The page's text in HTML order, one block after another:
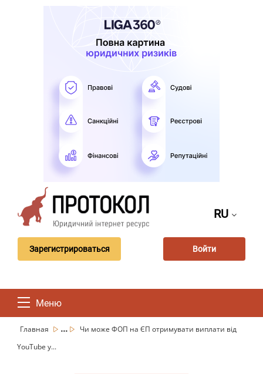
RU
Зарегистрироваться Войти
Меню
Главная ...
Чи може ФОП на ЄП отримувати виплати від
YouTube у...